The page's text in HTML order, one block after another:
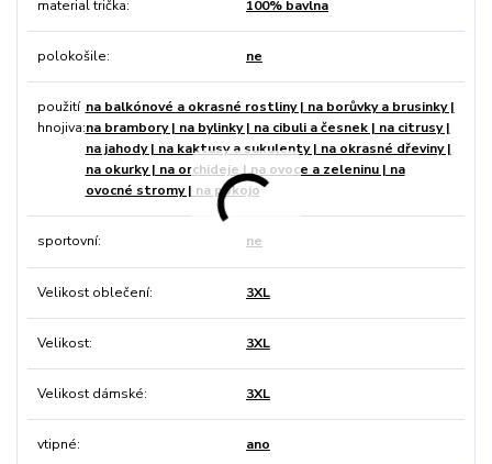
material trička 100% bavlna
polokošile ne
použití
hnojiva
na balkónové a okrasné rostliny | na borůvky a brusinky |
na brambory | na bylinky | na cibuli a česnek | na citrusy |
na jahody | na kaktusy a sukulenty | na okrasné dřeviny |
na okurky | na orchideje | na ovoce a zeleninu | na
ovocné stromy | na pokojo
sportovní ne
Velikost oblečení 3XL
Velikost 3XL
Velikost dámské 3XL
vtipné ano